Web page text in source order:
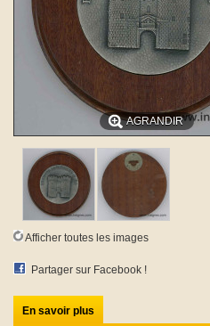
AGRANDIR
Afficher toutes les images
Partager sur Facebook !
En savoir plus